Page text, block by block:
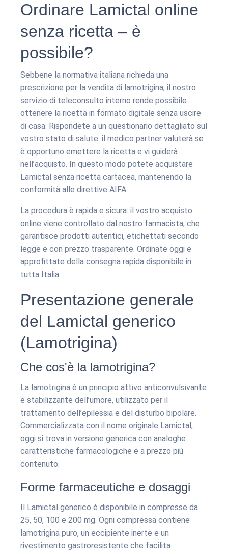
Ordinare Lamictal online
senza ricetta – è
possibile?
Sebbene la normativa italiana richieda una
prescrizione per la vendita di lamotrigina, il nostro
servizio di teleconsulto interno rende possibile
ottenere la ricetta in formato digitale senza uscire
di casa. Rispondete a un questionario dettagliato sul
vostro stato di salute: il medico partner valuterà se
è opportuno emettere la ricetta e vi guiderà
nell’acquisto. In questo modo potete acquistare
Lamictal senza ricetta cartacea, mantenendo la
conformità alle direttive AIFA.
La procedura è rapida e sicura: il vostro acquisto
online viene controllato dal nostro farmacista, che
garantisce prodotti autentici, etichettati secondo
legge e con prezzo trasparente. Ordinate oggi e
approfittate della consegna rapida disponibile in
tutta Italia.
Presentazione generale
del Lamictal generico
(Lamotrigina)
Che cos'è la lamotrigina?
La lamotrigina è un principio attivo anticonvulsivante
e stabilizzante dell’umore, utilizzato per il
trattamento dell’epilessia e del disturbo bipolare.
Commercializzata con il nome originale Lamictal,
oggi si trova in versione generica con analoghe
caratteristiche farmacologiche e a prezzo più
contenuto.
Forme farmaceutiche e dosaggi
Il Lamictal generico è disponibile in compresse da
25, 50, 100 e 200 mg. Ogni compressa contiene
lamotrigina puro, un eccipiente inerte e un
rivestimento gastroresistente che facilita